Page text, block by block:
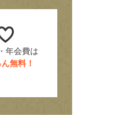
年会費は
無料！